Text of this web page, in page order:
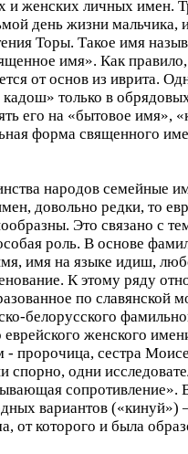
и женских личных имен.
день жизни мальчика,
Торы. Такое имя
имя». Как
от основ из иврита.
только в
его на «бытовое имя»,
форма священного
народов семейные
довольно редки, то
Это связано с
роль. В основе
имя на языке идиш,
К этому ряду
по славянской
белорусского
еврейского женского
пророчица, сестра
одни
сопротивление».
вариантов
от которого и была